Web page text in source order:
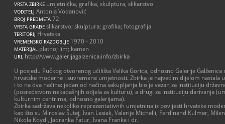
VRSTA ZBIRKE umjetnička, grafika, skulptura, slikarstvo
VODITELJ Antonia Vodanović
BROJ PREDMETA 72
VRSTA GRAĐE slikarstvo; skulptura; grafika; fotografija
TERITORIJ Hrvatska
VREMENSKO RAZDOBLJE 1970 - 2010
MATERIJAL platno; lim; kamen
URL http://www.galerijagalzenica.info/zbirka
U posjedu Pučkog otvorenog učilišta Velika Gorica, odnosno Galerije
hrvatske moderne i suvremene umjetnosti. Zbirka je najvećim dijelom nastala
i to na dva načina: jedan od načina sakupljanja bio je vezan za instituciju
(posredstvom nekadašnjih odjela za kulturu), a drugi za instituciju darivanja
kulturnim centrima, odnosno galerijama).
Zbirka sadržava nekoliko reprezentativnih umjetnina iz povijesti hrvatske
kao što su Miroslav Šutej, Ivan Lesiak, Valerije Michelli, Ferdinand Kulmer,
Nikola Koydl, Jadranka Fatur, Ivana Franke i dr.